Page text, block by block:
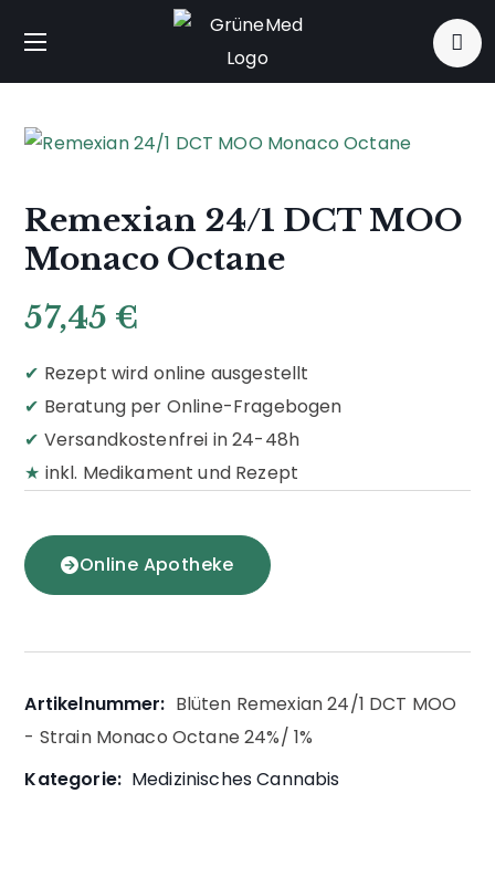
Remexian 24/1 DCT MOO
Monaco Octane
57,45 €
✔ Rezept wird online ausgestellt
✔ Beratung per Online-Fragebogen
✔ Versandkostenfrei in 24-48h
★ inkl. Medikament und Rezept
Online Apotheke
Artikelnummer: Blüten Remexian 24/1 DCT MOO
- Strain Monaco Octane 24%/ 1%
Kategorie: Medizinisches Cannabis